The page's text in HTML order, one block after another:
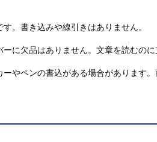
。書き込みや線引きはありません。
に欠品はありません。文章を読むのに
やペンの書込がある場合があります。